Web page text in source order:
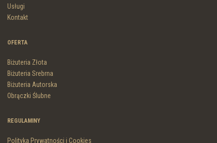
Usługi
Kontakt
OFERTA
Biżuteria Złota
Biżuteria Srebrna
Biżuteria Autorska
Obrączki Ślubne
REGULAMINY
Polityka Prywatności i Cookies